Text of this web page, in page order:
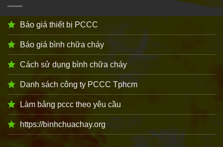
Báo giá thiết bị PCCC
Báo giá bình chữa cháy
Cách sử dụng bình chữa cháy
Danh sách công ty PCCC Tphcm
Làm bảng pccc theo yêu cầu
https://binhchuachay.org